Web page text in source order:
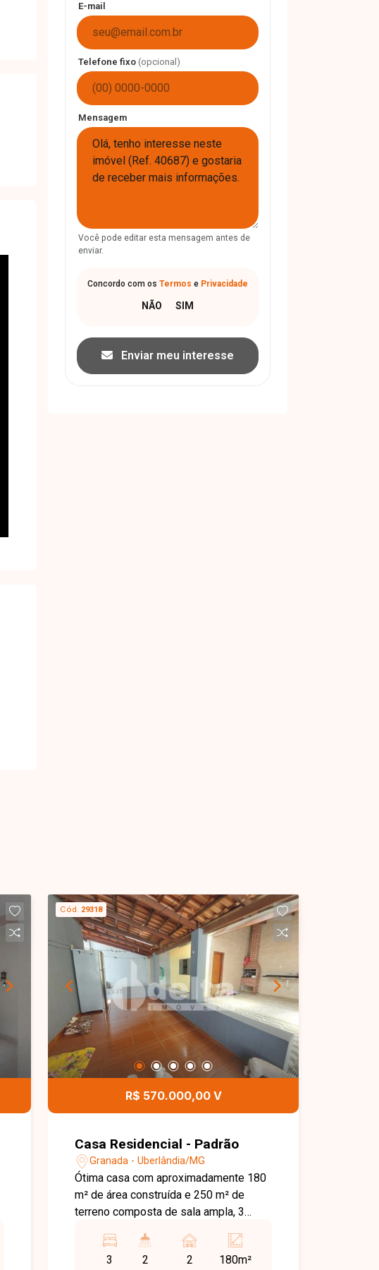
E-mail
Telefone fixo (opcional)
Mensagem
Você pode editar esta mensagem antes de
enviar.
Concordo com os Termos e Privacidade
Enviar meu interesse
Cód. 29318
R$ 570.000,00 V
Casa Residencial - Padrão
Granada - Uberlândia/MG
Ótima casa com aproximadamente 180
m² de área construída e 250 m² de
terreno composta de sala ampla, 3
banheiro social com box, cozinha, área
nos fundos com varanda gourmet e
3
2
2
180m²